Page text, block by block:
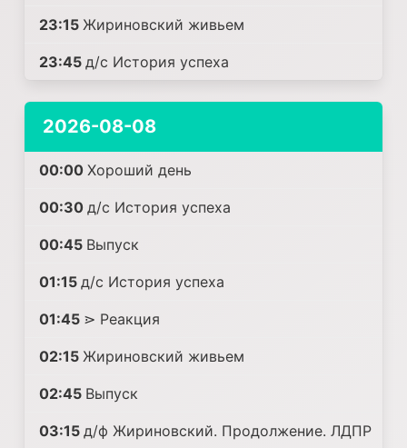
23:15 Жириновский живьем
23:45 д/с История успеха
2026-08-08
00:00 Хороший день
00:30 д/с История успеха
00:45 Выпуск
01:15 д/с История успеха
01:45 ⋗ Реакция
02:15 Жириновский живьем
02:45 Выпуск
03:15 д/ф Жириновский. Продолжение. ЛДПР